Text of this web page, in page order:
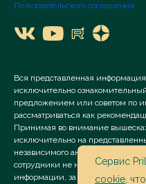
Пользовательского соглашения
Вся представленная
исключительно
предложением или советом по
рассматриваться как
Принимая во внимание
исключительно на
независимого анализа. Сервис
сотрудники не несут
информации, за прямой или
Сервис
cookie ,